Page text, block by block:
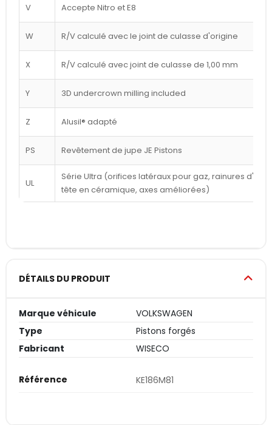
V Accepte Nitro et E8
W R/V calculé avec le joint de culasse d'origine
X R/V calculé avec joint de culasse de 1,00 mm
Y 3D undercrown milling included
Z Alusil® adapté
PS Revêtement de jupe JE Pistons
UL
Série Ultra (orifices latéraux pour gaz, rainures
tête en céramique, axes améliorées)
DÉTAILS DU PRODUIT
Marque véhicule
VOLKSWAGEN
Type
Pistons forgés
Fabricant
WISECO
Référence KE186M81